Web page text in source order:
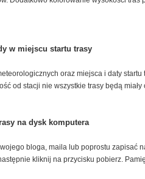
w miejscu startu trasy
oraz miejsca i daty
od stacji nie wszystkie trasy będą
na dysk komputera
bloga, maila lub poprostu zapisać
kliknij na przycisku pobierz.